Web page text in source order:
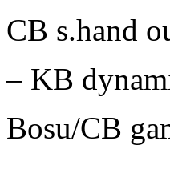
CB s.hand
– KB
Bosu/CB